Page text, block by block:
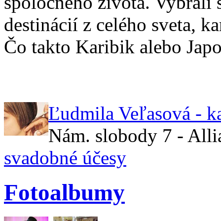
destinácií z celého sveta,
Čo takto Karibik alebo
Ľudmila Veľasová -
Nám. slobody 7 -
svadobné účesy
Fotoalbumy